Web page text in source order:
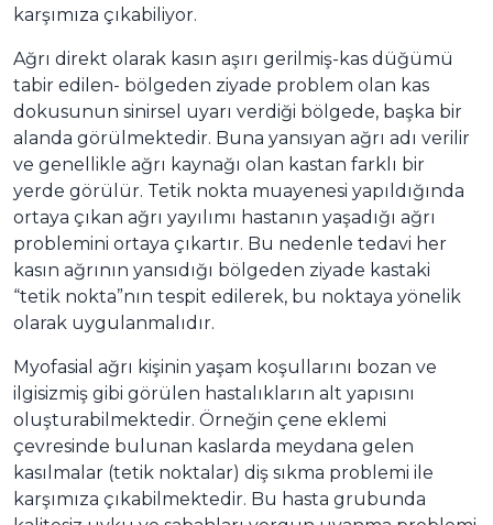
karşımıza çıkabiliyor.
Ağrı direkt olarak kasın aşırı gerilmiş-kas düğümü
tabir edilen- bölgeden ziyade problem olan kas
dokusunun sinirsel uyarı verdiği bölgede, başka bir
alanda görülmektedir. Buna yansıyan ağrı adı verilir
ve genellikle ağrı kaynağı olan kastan farklı bir
yerde görülür. Tetik nokta muayenesi yapıldığında
ortaya çıkan ağrı yayılımı hastanın yaşadığı ağrı
problemini ortaya çıkartır. Bu nedenle tedavi her
kasın ağrının yansıdığı bölgeden ziyade kastaki
“tetik nokta”nın tespit edilerek, bu noktaya yönelik
olarak uygulanmalıdır.
Myofasial ağrı kişinin yaşam koşullarını bozan ve
ilgisizmiş gibi görülen hastalıkların alt yapısını
oluşturabilmektedir. Örneğin çene eklemi
çevresinde bulunan kaslarda meydana gelen
kasılmalar (tetik noktalar) diş sıkma problemi ile
karşımıza çıkabilmektedir. Bu hasta grubunda